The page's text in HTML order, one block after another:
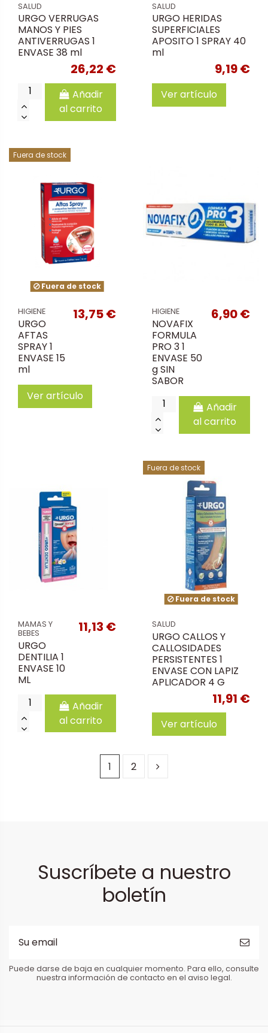
SALUD
URGO VERRUGAS
MANOS Y PIES
ANTIVERRUGAS 1
ENVASE 38 ml
26,22 €
Añadir
al carrito
SALUD
URGO HERIDAS
SUPERFICIALES
APOSITO 1 SPRAY 40
ml
9,19 €
Ver artículo
Fuera de stock
Fuera de stock
HIGIENE
URGO
AFTAS
SPRAY 1
ENVASE 15
ml
13,75 €
Ver artículo
HIGIENE
NOVAFIX
FORMULA
PRO 3 1
ENVASE 50
g SIN
SABOR
6,90 €
Añadir
al carrito
MAMAS Y
BEBES
URGO
DENTILIA 1
ENVASE 10
ML
11,13 €
Añadir
al carrito
Fuera de stock
Fuera de stock
SALUD
URGO CALLOS Y
CALLOSIDADES
PERSISTENTES 1
ENVASE CON LAPIZ
APLICADOR 4 G
11,91 €
Ver artículo
1 2
Suscríbete a nuestro
boletín
Puede darse de baja en cualquier momento. Para ello, consulte
nuestra información de contacto en el aviso legal.